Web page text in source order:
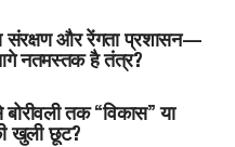
संरक्षण और रेंगता प्रशासन—
नतमस्तक है तंत्र?
तक “विकास” या
खुली छूट?